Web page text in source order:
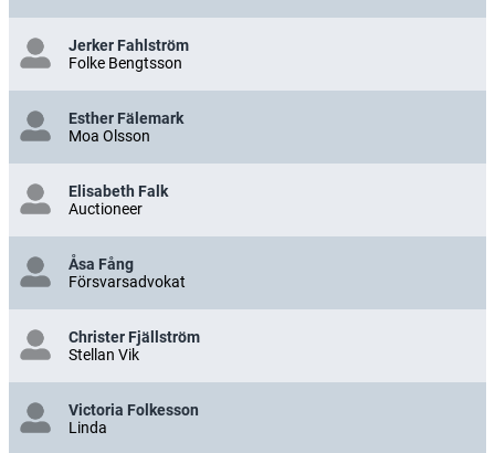
Jerker Fahlström
Folke Bengtsson
Esther Fälemark
Moa Olsson
Elisabeth Falk
Auctioneer
Åsa Fång
Försvarsadvokat
Christer Fjällström
Stellan Vik
Victoria Folkesson
Linda